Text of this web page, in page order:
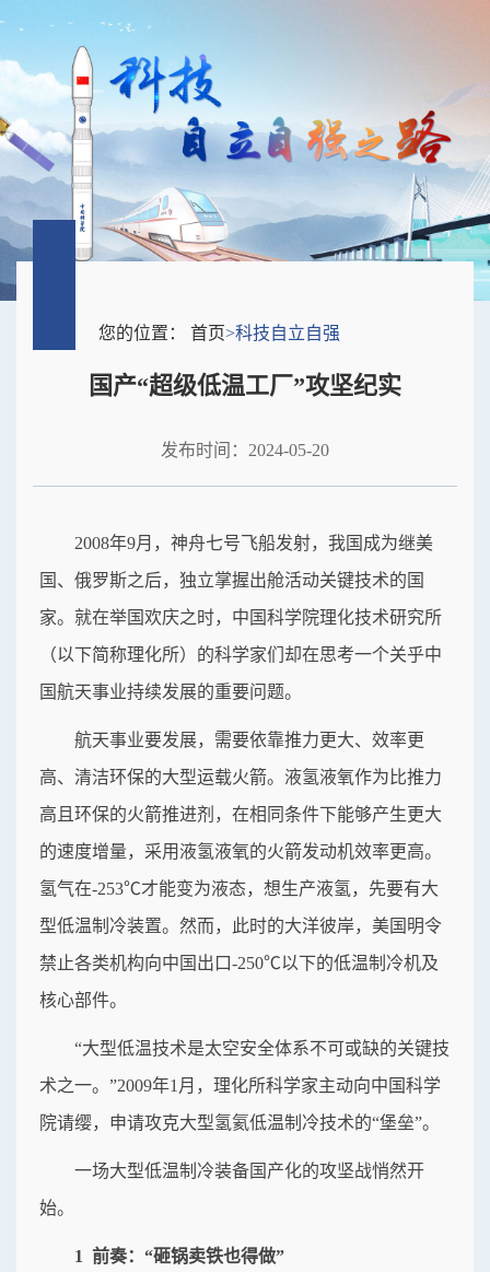
您的位置： 首页>科技自立自强
国产“超级低温工厂”攻坚纪实
发布时间：2024-05-20
2008年9月，神舟七号飞船发射，我国成为继美
国、俄罗斯之后，独立掌握出舱活动关键技术的国
家。就在举国欢庆之时，中国科学院理化技术研究所
（以下简称理化所）的科学家们却在思考一个关乎中
国航天事业持续发展的重要问题。
航天事业要发展，需要依靠推力更大、效率更
高、清洁环保的大型运载火箭。液氢液氧作为比推力
高且环保的火箭推进剂，在相同条件下能够产生更大
的速度增量，采用液氢液氧的火箭发动机效率更高。
氢气在-253℃才能变为液态，想生产液氢，先要有大
型低温制冷装置。然而，此时的大洋彼岸，美国明令
禁止各类机构向中国出口-250℃以下的低温制冷机及
核心部件。
“大型低温技术是太空安全体系不可或缺的关键技
术之一。”2009年1月，理化所科学家主动向中国科学
院请缨，申请攻克大型氢氦低温制冷技术的“堡垒”。
一场大型低温制冷装备国产化的攻坚战悄然开
始。
1 前奏：“砸锅卖铁也得做”